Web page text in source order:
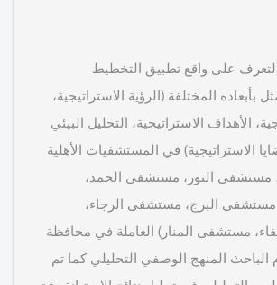
على واقع تطبيق التخطيط
المختلفة (الرؤية الاستراتيجية،
الأهداف الاستراتيجية، التحليل البيئي
الاستراتيجية) في المستشفيات الأهلية
النور، مستشفى الحمد،
البرج، مستشفى الرجاء،
مستشفى المنار) العاملة في محافظة
المنهج الوصفي التحليلي كما تم